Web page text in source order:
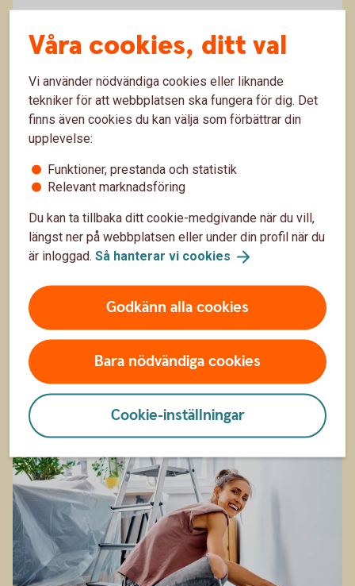
spara, men hur gör man när det knappt går ihop i
vardagsekonomin? Lugn, det finns tips och trix som
kan hjälpa dig att få nya mer ekonomiska vanor på
plats. Här får du våra bästa budgettips.
Vardagsekonomi
Budget
Tips inför årsskiftet
Nu är det dags att se över ekonomin inför nästa år.
Genom att betala för årets rot- och rutarbeten före
årsskiftet och få koll på avdrag, omfördelning av
ränteutgifter och kvittningar av aktieaffärer kan du
förbättra din ekonomi.
9 okt. 2025
Vardagsekonomi
Våra cookies, ditt val
Vi använder nödvändiga cookies eller liknande
tekniker för att webbplatsen ska fungera för dig. Det
finns även cookies du kan välja som förbättrar din
upplevelse:
Funktioner, prestanda och statistik
Relevant marknadsföring
Du kan ta tillbaka ditt cookie-medgivande när du vill,
längst ner på webbplatsen eller under din profil när du
är inloggad. Så hanterar vi cookies
Godkänn alla cookies
Bara nödvändiga cookies
Cookie-inställningar